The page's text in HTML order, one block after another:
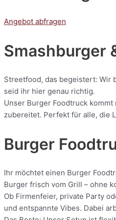
Angebot abfragen
Smashburger
Streetfood, das begeistert: Wir
seid ihr hier genau richtig.
Unser Burger Foodtruck
zubereitet. Perfekt für alle, die
Burger
Ihr möchtet einen Burger
Burger frisch vom Grill – ohne
Ob Firmenfeier, private Party
und entspannte Vibes. Dabei